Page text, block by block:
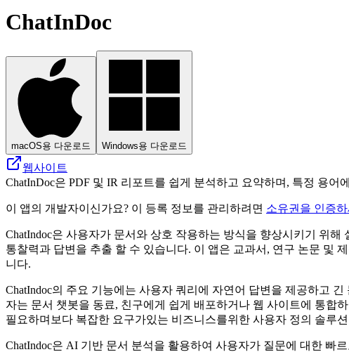
ChatInDoc
macOS용 다운로드 Windows용 다운로드
웹사이트
ChatInDoc은 PDF 및 IR 리포트를 쉽게 분석하고 요약하며, 특정 용
이 앱의 개발자이신가요? 이 등록 정보를 관리하려면 소유권을 인증하
ChatIndoc은 사용자가 문서와 상호 작용하는 방식을 향상시키기 위
통찰력과 답변을 추출 할 수 있습니다. 이 앱은 교과서, 연구 논문 및
니다.
ChatIndoc의 주요 기능에는 사용자 쿼리에 자연어 답변을 제공하고
자는 문서 챗봇을 동료, 친구에게 쉽게 배포하거나 웹 사이트에 통합
필요하며보다 복잡한 요구가있는 비즈니스를위한 사용자 정의 솔루
ChatIndoc은 AI 기반 문서 분석을 활용하여 사용자가 질문에 대한 빠